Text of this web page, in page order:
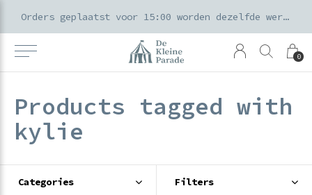
0
Orders geplaatst voor 15:00 worden dezelfde werkdag verzonden
Products tagged with
kylie
Categories Filters